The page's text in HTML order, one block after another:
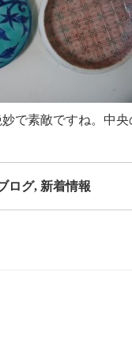
で素敵ですね。中
ログ, 新着情報